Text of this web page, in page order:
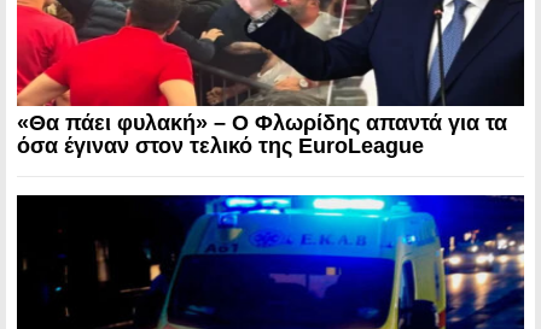
«Θα πάει φυλακή» – Ο Φλωρίδης απαντά για τα
όσα έγιναν στον τελικό της EuroLeague